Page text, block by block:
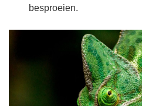
besproeien.